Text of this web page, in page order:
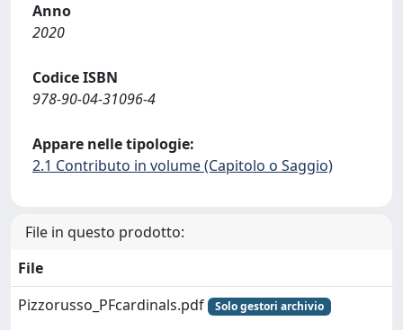
Anno
2020
Codice ISBN
978-90-04-31096-4
Appare nelle tipologie:
2.1 Contributo in volume (Capitolo o Saggio)
File in questo prodotto:
File
Pizzorusso_PFcardinals.pdf
Solo gestori archivio